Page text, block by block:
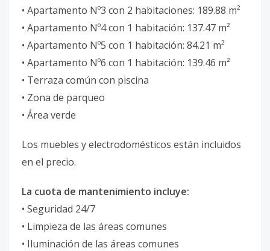
• Apartamento Nº3 con 2 habitaciones: 189.88 m²
• Apartamento Nº4 con 1 habitación: 137.47 m²
• Apartamento Nº5 con 1 habitación: 84.21 m²
• Apartamento Nº6 con 1 habitación: 139.46 m²
• Terraza común con piscina
• Zona de parqueo
• Área verde
Los muebles y electrodomésticos están incluidos
en el precio.
La cuota de mantenimiento incluye:
• Seguridad 24/7
• Limpieza de las áreas comunes
• Iluminación de las áreas comunes